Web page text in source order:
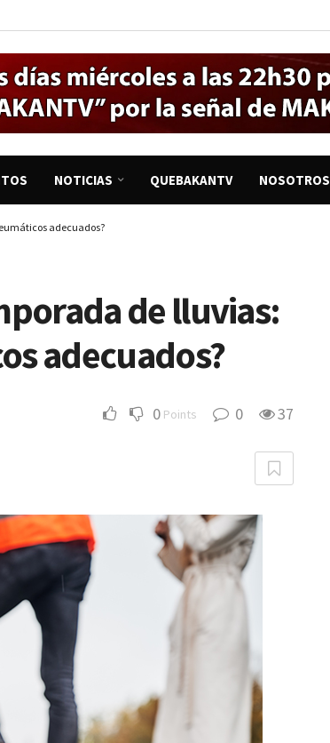
NOTICIAS QUEBAKANTV NOSOTROS
adecuados?
de lluvias:
adecuados?
0 Points 0 37